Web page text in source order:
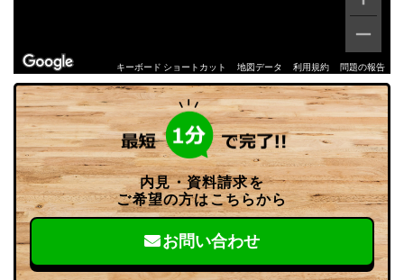
キーボード ショートカット 地図データ 利用規約 問題の報告
内見・資料請求を
ご希望の方はこちらから
お問い合わせ